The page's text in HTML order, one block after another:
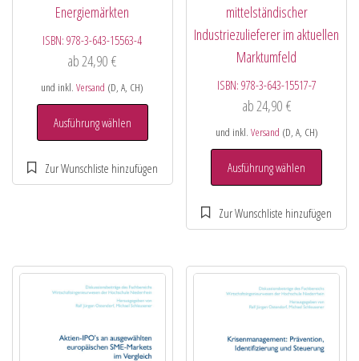
Energiemärkten
ISBN:978-3-643-15563-4
ab 24,90€
und inkl.Versand (D, A, CH)
Ausführung wählen
mittelständischer
Industriezulieferer im aktuellen
Marktumfeld
ISBN: 978-3-643-15517-7
ab 24,90 €
und inkl. Versand (D, A, CH)
Ausführung wählen